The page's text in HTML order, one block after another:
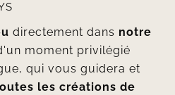
directement dans notre
moment privilégié
qui vous guidera et
les créations de